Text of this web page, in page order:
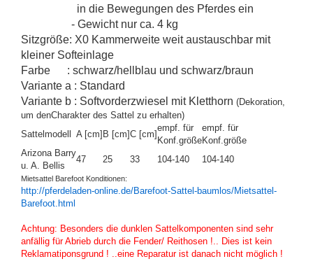
in die Bewegungen des Pferdes ein
- Gewicht nur ca. 4 kg
Sitzgröße: X0 Kammerweite weit austauschbar mit
kleiner Softeinlage
Farbe : schwarz/hellblau und schwarz/braun
Variante a : Standard
Variante b : Softvorderzwiesel mit Kletthorn (Dekoration,
um denCharakter des Sattel zu erhalten)
Sattelmodell
A [cm] B [cm]C [cm]
empf. für
Konf.größe
empf. für
Konf.größe
Arizona Barry
u. A. Bellis
47 25 33 104-140 104-140
Mietsattel Barefoot Konditionen:
http://pferdeladen-online.de/Barefoot-Sattel-baumlos/Mietsattel-
Barefoot.html
Achtung: Besonders die dunklen Sattelkomponenten sind sehr
anfällig für Abrieb durch die Fender/ Reithosen !.. Dies ist kein
Reklamatiponsgrund ! ..eine Reparatur ist danach nicht möglich !